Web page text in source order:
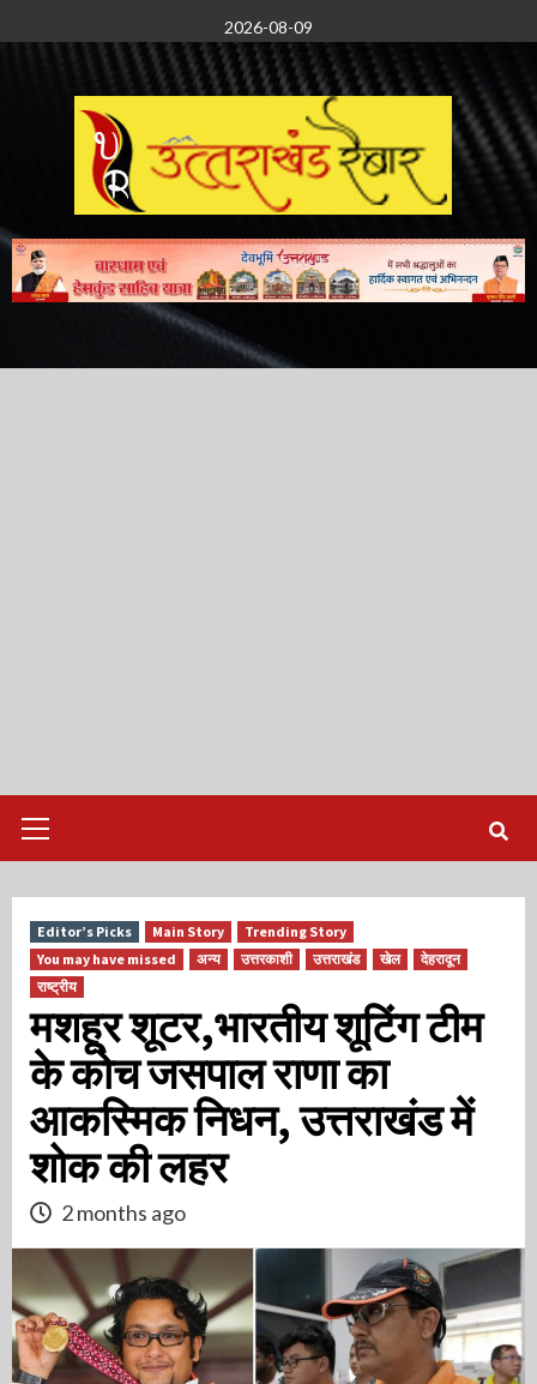
to
2026-08-09
Menu
Editor’s Picks Main Story
Trending Story
You may have missed
अन्य उत्तरकाशी उत्तराखंड खेल
देहरादून
राष्ट्रीय
मशहूर शूटर,भारतीय शूटिंग टीम
के कोच जसपाल राणा का
आकस्मिक निधन, उत्तराखंड में
शोक की लहर
2 months ago